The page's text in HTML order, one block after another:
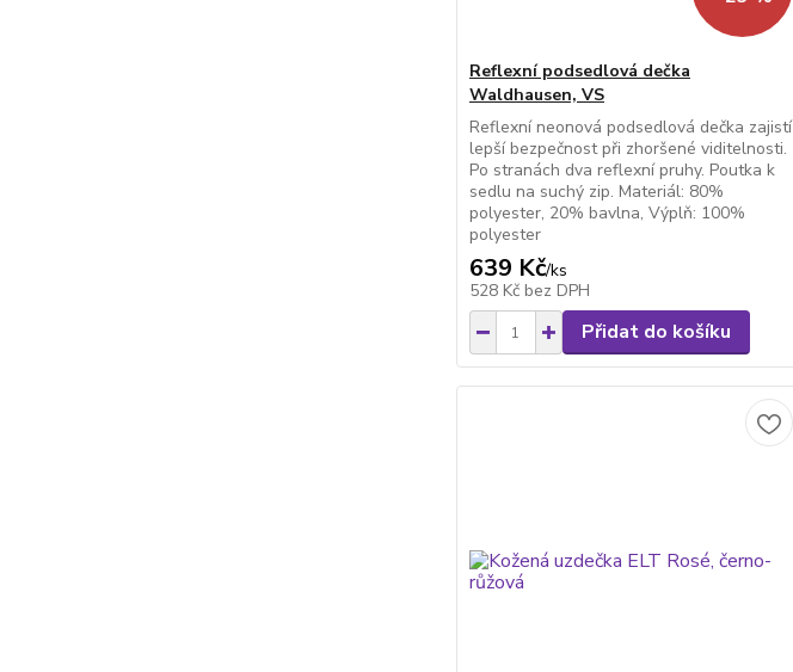
Reflexní podsedlová dečka
Waldhausen, VS
Reflexní neonová podsedlová dečka zajistí
lepší bezpečnost při zhoršené viditelnosti.
Po stranách dva reflexní pruhy. Poutka k
sedlu na suchý zip. Materiál: 80%
polyester, 20% bavlna, Výplň: 100%
polyester
639 Kč/ks
528 Kč bez DPH
Přidat do košíku